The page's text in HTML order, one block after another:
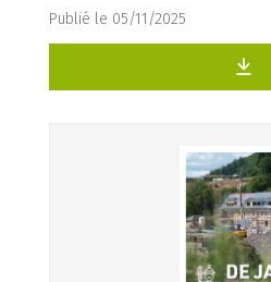
Publié le 05/11/2025